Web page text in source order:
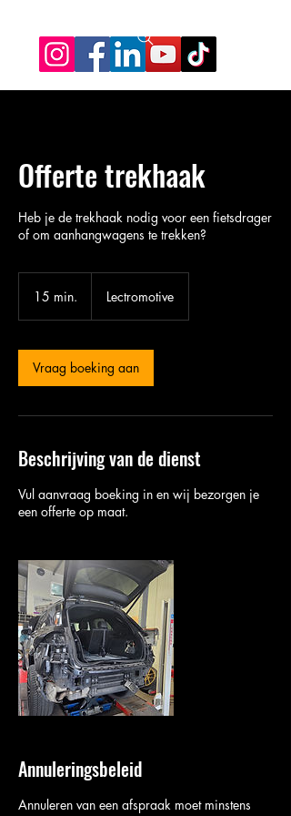
Offerte trekhaak
Heb je de trekhaak nodig voor een fietsdrager
of om aanhangwagens te trekken?
15 min.
i
n
.
Lectromotive
Vraag boeking aan
Beschrijving van de dienst
Vul aanvraag boeking in en wij bezorgen je
een offerte op maat.
Annuleringsbeleid
Annuleren van een afspraak moet minstens